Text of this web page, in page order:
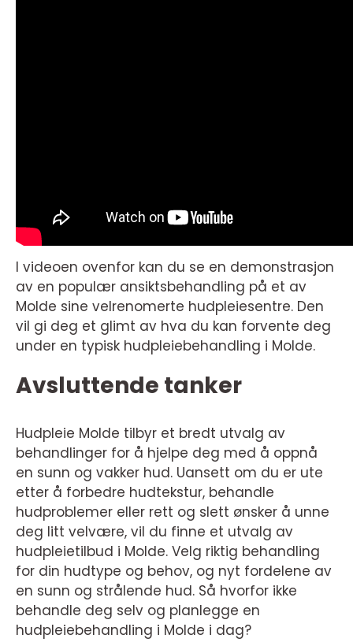
I videoen ovenfor kan du se en demonstrasjon
av en populær ansiktsbehandling på et av
Molde sine velrenomerte hudpleiesentre. Den
vil gi deg et glimt av hva du kan forvente deg
under en typisk hudpleiebehandling i Molde.
Avsluttende tanker
Hudpleie Molde tilbyr et bredt utvalg av
behandlinger for å hjelpe deg med å oppnå
en sunn og vakker hud. Uansett om du er ute
etter å forbedre hudtekstur, behandle
hudproblemer eller rett og slett ønsker å unne
deg litt velvære, vil du finne et utvalg av
hudpleietilbud i Molde. Velg riktig behandling
for din hudtype og behov, og nyt fordelene av
en sunn og strålende hud. Så hvorfor ikke
behandle deg selv og planlegge en
hudpleiebehandling i Molde i dag?